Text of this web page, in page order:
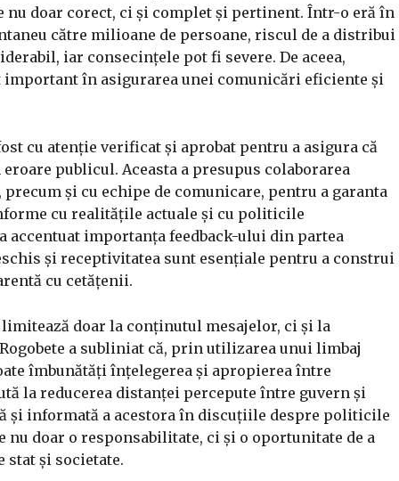
doar corect, ci și complet și pertinent. Într-o eră în
către milioane de persoane, riscul de a distribui
iar consecințele pot fi severe. De aceea,
în asigurarea unei comunicări eficiente și
cu atenție verificat și aprobat pentru a asigura că
publicul. Aceasta a presupus colaborarea
și cu echipe de comunicare, pentru a garanta
cu realitățile actuale și cu politicile
importanța feedback-ului din partea
și receptivitatea sunt esențiale pentru a construi
cu cetățenii.
doar la conținutul mesajelor, ci și la
a subliniat că, prin utilizarea unui limbaj
îmbunătăți înțelegerea și apropierea între
la reducerea distanței percepute între guvern și
și informată a acestora în discuțiile despre politicile
doar o responsabilitate, ci și o oportunitate de a
și societate.